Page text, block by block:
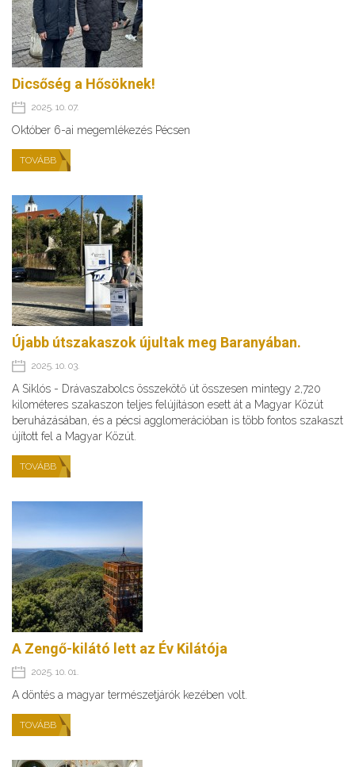
Dicsőség a Hősöknek!
2025. 10. 07.
Október 6-ai megemlékezés Pécsen
TOVÁBB
Újabb útszakaszok újultak meg Baranyában.
2025. 10. 03.
A Siklós - Drávaszabolcs összekötő út összesen mintegy 2,720
kilométeres szakaszon teljes felújításon esett át a Magyar Közút
beruházásában, és a pécsi agglomerációban is több fontos szakaszt
újított fel a Magyar Közút.
TOVÁBB
A Zengő-kilátó lett az Év Kilátója
2025. 10. 01.
A döntés a magyar természetjárók kezében volt.
TOVÁBB